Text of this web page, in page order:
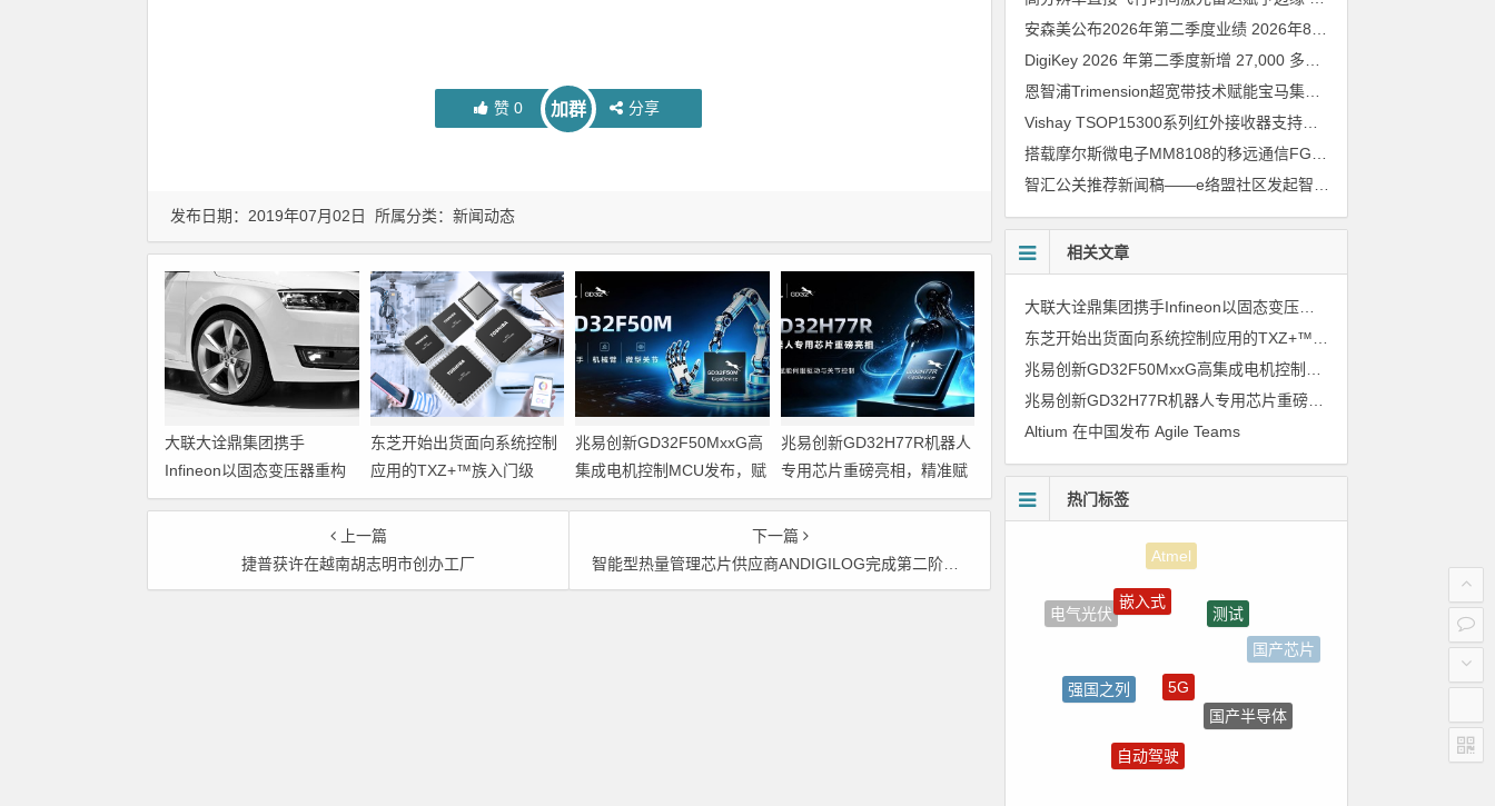
赞0 加群 分享
发布日期：2019年07月02日 所属分类： 新闻动态
大联大诠鼎集团携手
Infineon以固态变压器重构
配电效率新标杆
东芝开始出货面向系统控制
应用的TXZ+™族入门级
M4V组（搭载Arm
Cortex‑M4内核的标准微控
制器）工程样品
兆易创新GD32F50MxxG高
集成电机控制MCU发布，赋
能人形机器人关节驱动革新
兆易创新GD32H77R机器人
专用芯片重磅亮相，精准赋
能伺服驱动与关节控制
上一篇
捷普获许在越南胡志明市创办工厂
下一篇
智能型热量管理芯片供应商ANDIGILOG完成第二阶段的资金募集
安森美公布2026年第二季度业绩 2026年8月6日
恩智浦Trimension超宽带技术赋能宝马集团Digital Key Plus及生命体存在检测功能
Vishay TSOP15300系列红外接收器支持所有主流遥控代码
相关文章
大联大诠鼎集团携手Infineon以固态变压器重构配电效率新标杆
兆易创新GD32H77R机器人专用芯片重磅亮相，精准赋能伺服驱动与关节控制
Altium 在中国发布 Agile Teams
热门标签
电气光伏
国产芯片
ADI
自动驾驶